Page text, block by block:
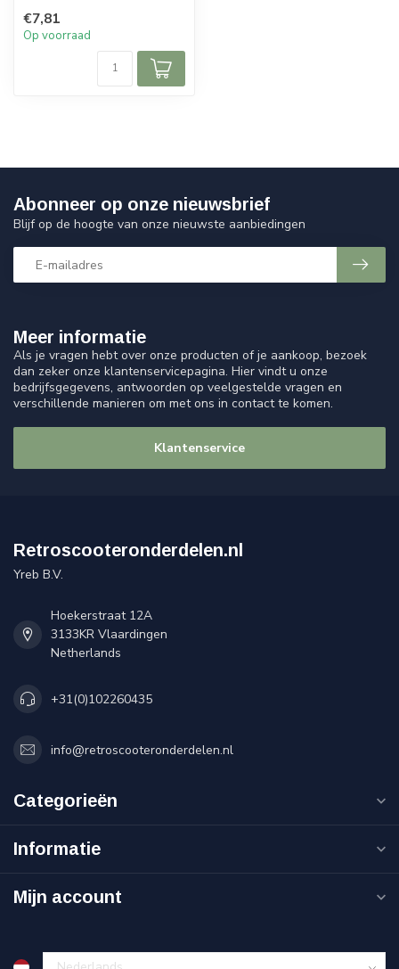
€7,81
Op voorraad
Meer informatie
Als je vragen hebt over onze producten of je aankoop, bezoek
dan zeker onze klantenservicepagina. Hier vindt u onze
bedrijfsgegevens, antwoorden op veelgestelde vragen en
verschillende manieren om met ons in contact te komen.
Klantenservice
Abonneer op onze nieuwsbrief
Blijf op de hoogte van onze nieuwste aanbiedingen
Retroscooteronderdelen.nl
Yreb B.V.
Hoekerstraat 12A
3133KR Vlaardingen
Netherlands
+31(0)102260435
info@retroscooteronderdelen.nl
Categorieën
Informatie
Mijn account